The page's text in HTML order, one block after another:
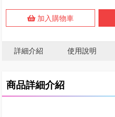
加入購物車
詳細介紹 使用說明
商品詳細介紹